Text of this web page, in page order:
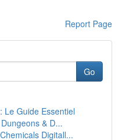
Report Page
Go
Le Guide Essentiel
& D...
Digitall...